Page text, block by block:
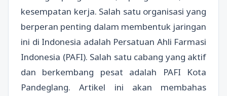
kesempatan kerja. Salah satu organisasi yang
berperan penting dalam membentuk jaringan
ini di Indonesia adalah Persatuan Ahli Farmasi
Indonesia (PAFI). Salah satu cabang yang aktif
dan berkembang pesat adalah PAFI Kota
Pandeglang. Artikel ini akan membahas